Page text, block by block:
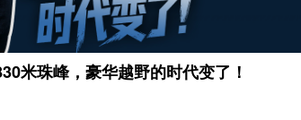
米珠峰，豪华越野的时代变了！